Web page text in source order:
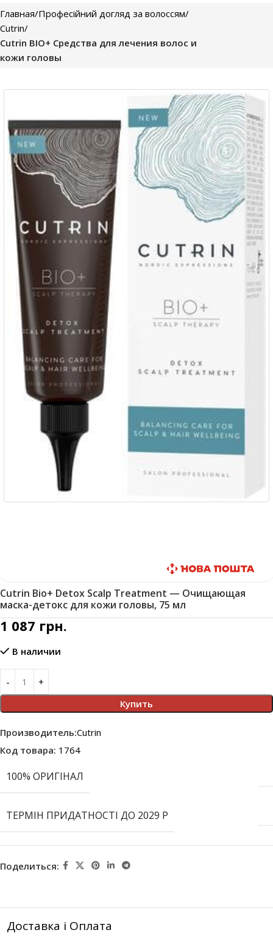
Главная Професійний догляд за волоссям
Cutrin
Cutrin BIO+ Средства для лечения волос и
кожи головы
Cutrin Bio+ Detox Scalp Treatment — Очищающая
маска-детокс для кожи головы, 75 мл
1 087 грн.
В наличии
Купить
Производитель:Cutrin
Код товара: 1764
100% ОРИГІНАЛ
ТЕРМІН ПРИДАТНОСТІ ДО 2029 Р
Поделиться:
Доставка і Оплата